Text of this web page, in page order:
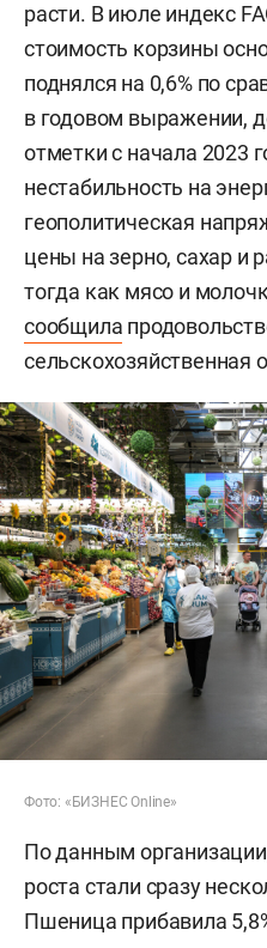
расти. В июле индекс
стоимость корзины
поднялся на 0,6% по
в годовом выражении,
отметки с начала 2023
нестабильность на
геополитическая
цены на зерно, сахар и
тогда как мясо и
сообщила
сельскохозяйственная
Фото: «БИЗНЕС Online»
По данным
роста стали сразу
Пшеница прибавила